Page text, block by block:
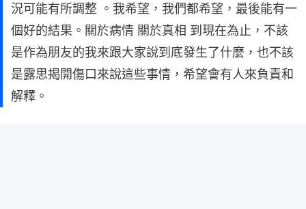
況可能有所調整 。我希望，我們都希望，最後能有一
個好的結果。關於病情 關於真相 到現在為止，不該
是作為朋友的我來跟大家說到底發生了什麼，也不該
是露思揭開傷口來說這些事情，希望會有人來負責和
解釋。